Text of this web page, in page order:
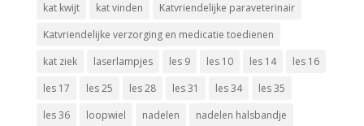
kat kwijt
kat vinden
Katvriendelijke paraveterinair
Katvriendelijke verzorging en medicatie toedienen
kat ziek
laserlampjes les 9 les 10 les 14
les 16
les 17
les 25 les 28 les 31 les 34
les 35
les 36
loopwiel nadelen
nadelen halsbandje